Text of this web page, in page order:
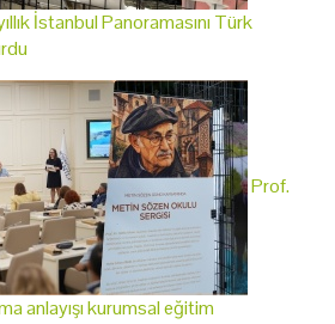
İstanbul Panoramasını Türk
Prof.
anlayışı kurumsal eğitim